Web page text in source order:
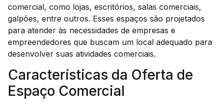
comercial, como lojas, escritórios, salas comerciais,
galpões, entre outros. Esses espaços são projetados
para atender às necessidades de empresas e
empreendedores que buscam um local adequado para
desenvolver suas atividades comerciais.
Características da Oferta de
Espaço Comercial